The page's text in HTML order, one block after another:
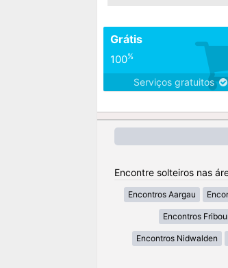
Grátis
100%
Serviços gratuitos
Encontre solteiros nas
Encontros Aargau
Encontros
Encontros Nidwalden